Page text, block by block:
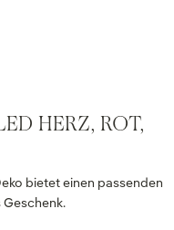
HERZ, ROT,
bietet einen passenden